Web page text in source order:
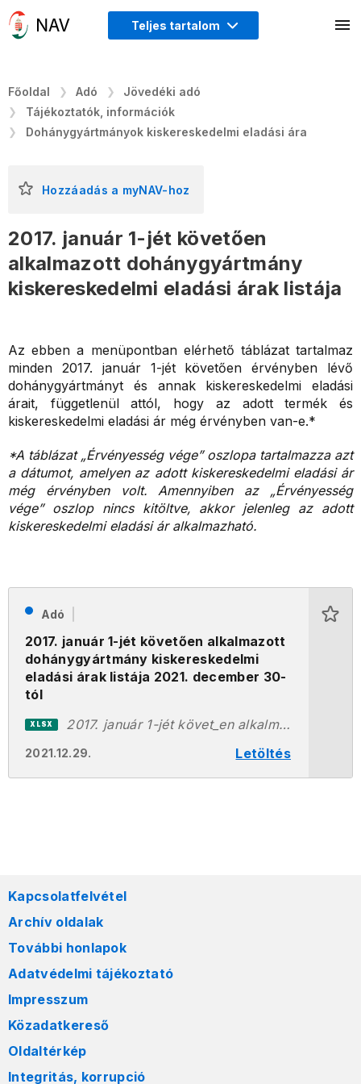
Teljes tartalom
Főoldal Adó
Jövedéki adó
Tájékoztatók, információk
Dohánygyártmányok kiskereskedelmi eladási ára
2017. január 1-jét követően
alkalmazott dohánygyártmány
kiskereskedelmi eladási árak listája
Hozzáadás a myNAV-hoz
Az ebben a menüpontban elérhető táblázat tartalmaz
minden 2017. január 1-jét követően érvényben lévő
dohánygyártmányt és annak kiskereskedelmi eladási
árait, függetlenül attól, hogy az adott termék és
kiskereskedelmi eladási ár még érvényben van-e.*
*A táblázat „Érvényesség vége” oszlopa tartalmazza azt
a dátumot, amelyen az adott kiskereskedelmi eladási ár
még érvényben volt. Amennyiben az „Érvényesség
vége” oszlop nincs kitöltve, akkor jelenleg az adott
kiskereskedelmi eladási ár alkalmazható.
Adó
2017. január 1-jét követően alkalmazott
dohánygyártmány kiskereskedelmi
eladási árak listája 2021. december 30-
tól
2021.12.29. Letöltés
XLSX 2017. január 1-jét követ_en alkalmazott dohánygyártmány kiskereskedelmi eladási árak listája1230.xlsx
Kapcsolatfelvétel
Archív oldalak
További honlapok
Adatvédelmi tájékoztató
Impresszum
Közadatkereső
Oldaltérkép
Integritás, korrupció